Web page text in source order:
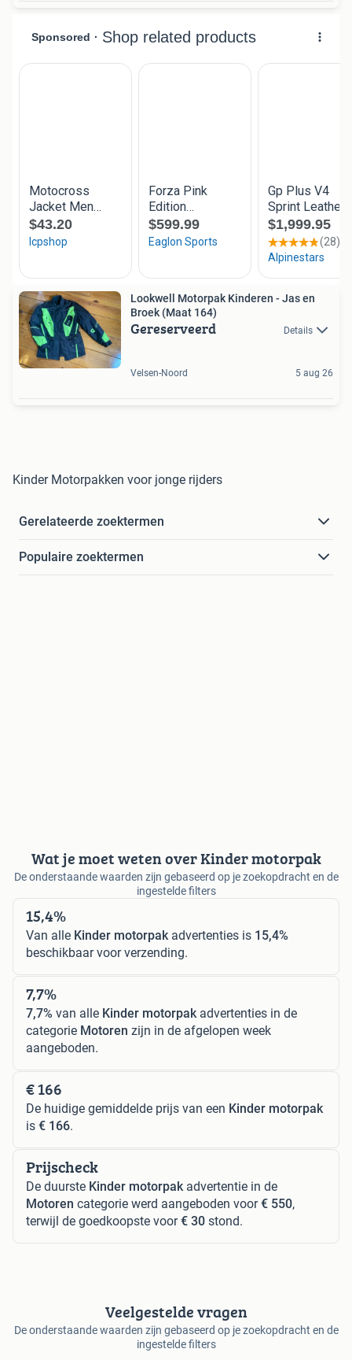
Lookwell Motorpak Kinderen - Jas en
Broek (Maat 164)
Gereserveerd Details
Velsen-Noord 5 aug 26
Kinder Motorpakken voor jonge rijders
Gerelateerde zoektermen
Populaire zoektermen
Wat je moet weten over Kinder motorpak
De onderstaande waarden zijn gebaseerd op je zoekopdracht en de
ingestelde filters
15,4%
Van alle Kinder motorpakadvertenties is 15,4%
beschikbaar voor verzending.
7,7%
7,7% van alle Kinder motorpakadvertenties in de
categorie Motoren zijn in de afgelopen week
aangeboden.
€ 166
De huidige gemiddelde prijs van een Kinder motorpak
is € 166.
Prijscheck
De duurste Kinder motorpakadvertentie in de
Motoren categorie werd aangeboden voor€ 550,
terwijl de goedkoopste voor€ 30 stond.
Veelgestelde vragen
De onderstaande waarden zijn gebaseerd op je zoekopdracht en de
ingestelde filters